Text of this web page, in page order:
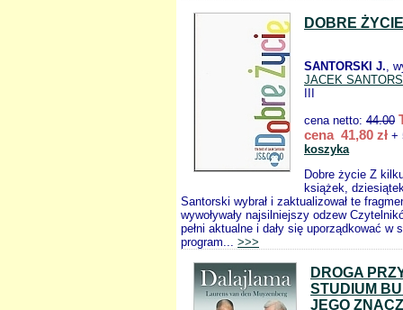
DOBRE ŻYCIE
SANTORSKI J.,
JACEK
cena netto: 44.00
cena 41,80 zł +
koszyka
Dobre życie Z
książek,
Santorski wybrał i zaktualizował te
wywoływały najsilniejszy odzew
pełni aktualne i dały się uporządkować w
program... >>>
DROGA
STUDIUM
JEGO